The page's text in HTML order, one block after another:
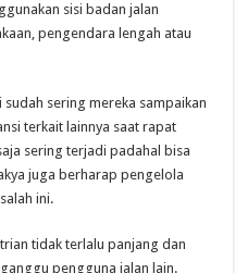
sisi badan jalan
pengendara lengah atau
sering mereka sampaikan
terkait lainnya saat rapat
sering ter­jadi padahal bisa
juga ber­harap pengelola
ini.
tidak terlalu panjang dan
pengguna jalan lain.